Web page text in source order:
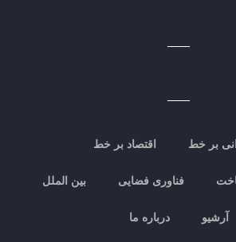
بر خط اقتصاد بر خط
فناوری فضایی بین الملل
آرشیو درباره ما